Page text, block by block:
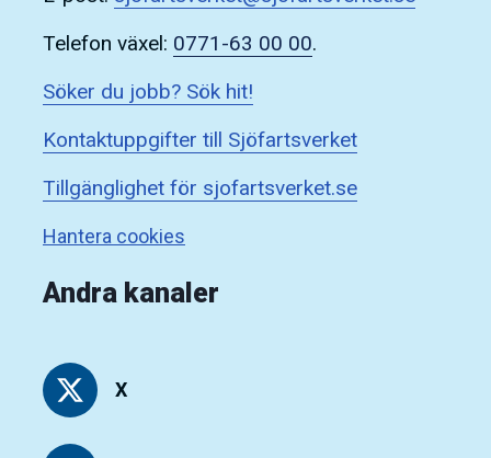
Telefon växel: 0771-63 00 00.
Söker du jobb? Sök hit!
Kontaktuppgifter till Sjöfartsverket
Tillgänglighet för sjofartsverket.se
Hantera cookies
Andra kanaler
X